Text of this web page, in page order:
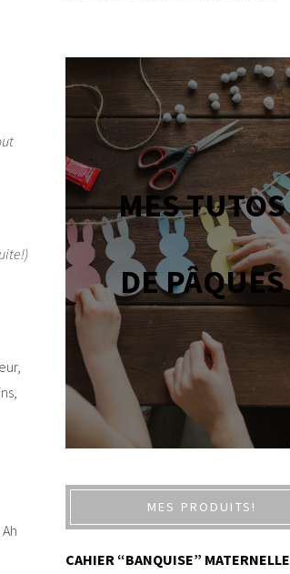
MES TUTOS
DE PÂQUES
MES PRODUITS!
CAHIER “BANQUISE” MATERNELLE